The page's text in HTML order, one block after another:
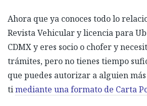
Ahora que ya conoces todo lo
Revista Vehicular y licencia para
CDMXy eres socio o chofer y
trámites, pero no tienes tiempo
que puedes autorizar a alguien
timediante una formato de Carta